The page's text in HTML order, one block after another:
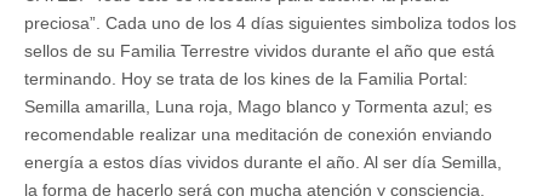
preciosa”. Cada uno de los 4 días siguientes simboliza todos los
sellos de su Familia Terrestre vividos durante el año que está
terminando. Hoy se trata de los kines de la Familia Portal:
Semilla amarilla, Luna roja, Mago blanco y Tormenta azul; es
recomendable realizar una meditación de conexión enviando
energía a estos días vividos durante el año. Al ser día Semilla,
la forma de hacerlo será con mucha atención y consciencia.